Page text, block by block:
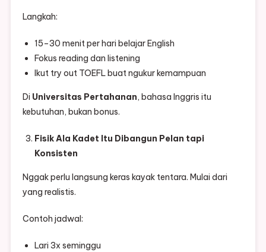
Langkah:
15–30 menit per hari belajar English
Fokus reading dan listening
Ikut try out TOEFL buat ngukur kemampuan
Di Universitas Pertahanan, bahasa Inggris itu
kebutuhan, bukan bonus.
Fisik Ala Kadet Itu Dibangun Pelan tapi
Konsisten
Nggak perlu langsung keras kayak tentara. Mulai dari
yang realistis.
Contoh jadwal:
Lari 3x seminggu